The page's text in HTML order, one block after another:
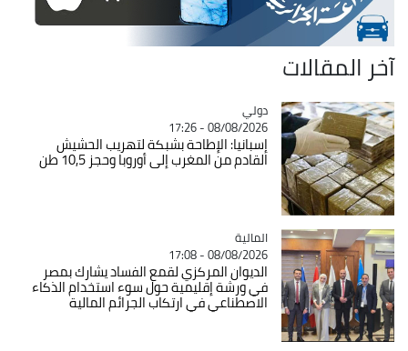
آخر المقالات
Catégorie
دولي
08/08/2026 - 17:26
إسبانيا: الإطاحة بشبكة لتهريب الحشيش
القادم من المغرب إلى أوروبا وحجز 10,5 طن
Catégorie
المالية
08/08/2026 - 17:08
الديوان المركزي لقمع الفساد يشارك بمصر
في ورشة إقليمية حول سوء استخدام الذكاء
الاصطناعي في ارتكاب الجرائم المالية